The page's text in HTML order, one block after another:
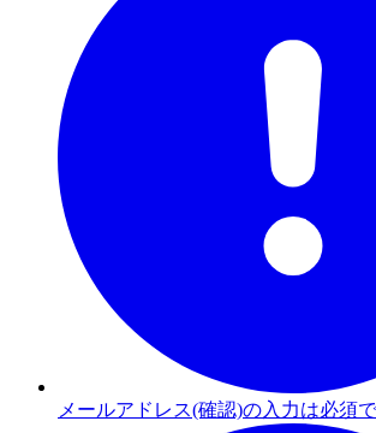
メールアドレス(確認)の入力は必須